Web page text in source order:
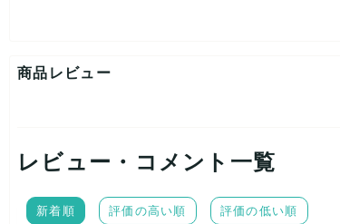
●サイズはS～XLになります。
商品レビュー
レビュー・コメント一覧
新着順 評価の高い順 評価の低い順